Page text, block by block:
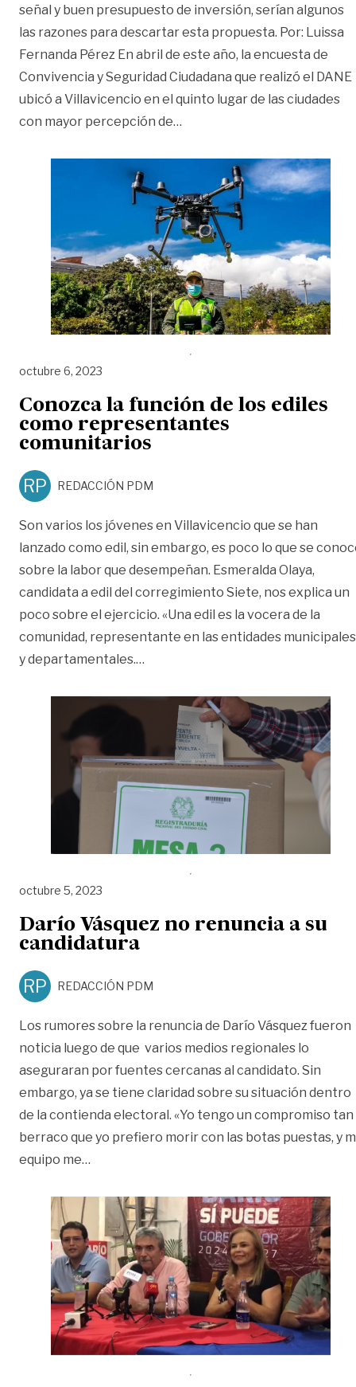
señal y buen presupuesto de inversión, serían algunos
las razones para descartar esta propuesta. Por: Luissa
Fernanda Pérez En abril de este año, la encuesta de
Convivencia y Seguridad Ciudadana que realizó el DANE
ubicó a Villavicencio en el quinto lugar de las ciudades
con mayor percepción de…
octubre 6, 2023
Conozca la función de los ediles
como representantes
comunitarios
RP REDACCIÓN PDM
Son varios los jóvenes en Villavicencio que se han
lanzado como edil, sin embargo, es poco lo que se
sobre la labor que desempeñan. Esmeralda Olaya,
candidata a edil del corregimiento Siete, nos explica un
poco sobre el ejercicio. «Una edil es la vocera de la
comunidad, representante en las entidades municipales
y departamentales.…
octubre 5, 2023
Darío Vásquez no renuncia a su
candidatura
RP REDACCIÓN PDM
Los rumores sobre la renuncia de Darío Vásquez fueron
noticia luego de que varios medios regionales lo
aseguraran por fuentes cercanas al candidato. Sin
embargo, ya se tiene claridad sobre su situación dentro
de la contienda electoral. «Yo tengo un compromiso tan
berraco que yo prefiero morir con las botas puestas, y
equipo me…